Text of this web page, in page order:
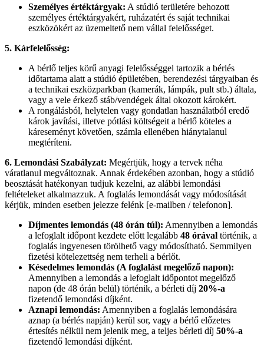
Személyes értéktárgyak: A stúdió területére behozott
személyes értéktárgyakért, ruházatért és saját technikai
eszközökért az üzemeltető nem vállal felelősséget.
5. Kárfelelősség:
A bérlő teljes körű anyagi felelősséggel tartozik a bérlés
időtartama alatt a stúdió épületében, berendezési tárgyaiban és
a technikai eszközparkban (kamerák, lámpák, pult stb.) általa,
vagy a vele érkező stáb/vendégek által okozott károkért.
A rongálásból, helytelen vagy gondatlan használatból eredő
károk javítási, illetve pótlási költségeit a bérlő köteles a
káreseményt követően, számla ellenében hiánytalanul
megtéríteni.
6. Lemondási Szabályzat: Megértjük, hogy a tervek néha
váratlanul megváltoznak. Annak érdekében azonban, hogy a stúdió
beosztását hatékonyan tudjuk kezelni, az alábbi lemondási
feltételeket alkalmazzuk. A foglalás lemondását vagy módosítását
kérjük, minden esetben jelezze felénk [e-mailben / telefonon].
Díjmentes lemondás (48 órán túl): Amennyiben a lemondás
a lefoglalt időpont kezdete előtt legalább 48 órával történik, a
foglalás ingyenesen törölhető vagy módosítható. Semmilyen
fizetési kötelezettség nem terheli a bérlőt.
Késedelmes lemondás (A foglalást megelőző napon):
Amennyiben a lemondás a lefoglalt időpontot megelőző
napon (de 48 órán belül) történik, a bérleti díj 20%-a
fizetendő lemondási díjként.
Aznapi lemondás: Amennyiben a foglalás lemondására
aznap (a bérlés napján) kerül sor, vagy a bérlő előzetes
értesítés nélkül nem jelenik meg, a teljes bérleti díj 50%-a
fizetendő lemondási díjként.